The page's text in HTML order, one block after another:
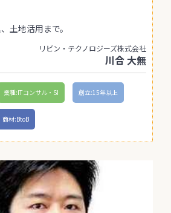
土地活用まで。
リビン・テクノロジーズ株式会社
川合 大無
業種:ITコンサル・SI 創立:15年以上
商材:BtoB